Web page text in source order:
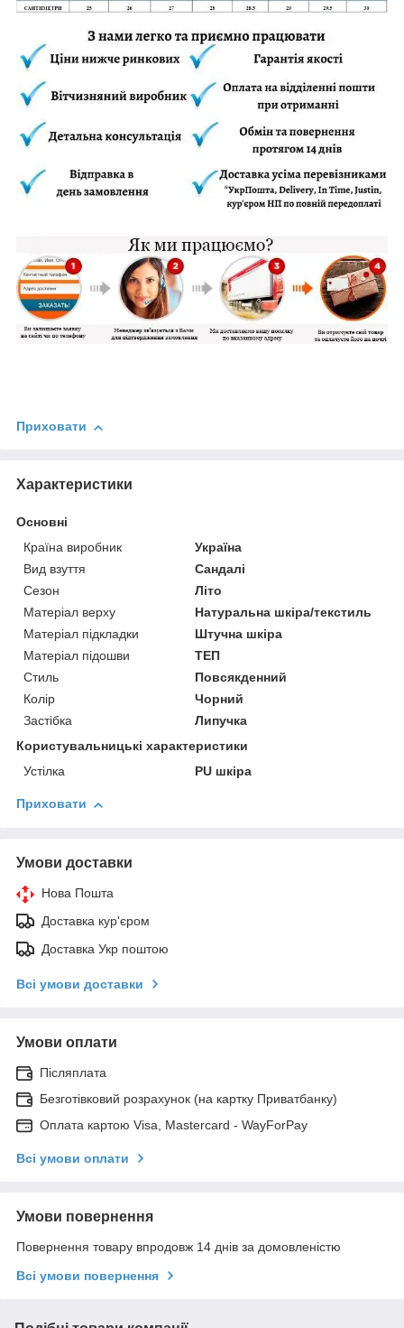
Приховати
Характеристики
Основні
Країна виробник
Україна
Вид взуття
Сандалі
Сезон
Літо
Матеріал верху
Натуральна шкіра/текстиль
Матеріал підкладки
Штучна шкіра
Матеріал підошви
ТЕП
Стиль
Повсякденний
Колір
Чорний
Застібка
Липучка
Користувальницькі характеристики
Устілка
PU шкіра
Приховати
Умови доставки
Нова Пошта
Доставка кур'єром
Доставка Укр поштою
Всі умови доставки
Умови оплати
Післяплата
Безготівковий розрахунок (на картку Приватбанку)
Оплата картою Visa, Mastercard - WayForPay
Всі умови оплати
Умови повернення
Повернення товару впродовж 14 днів за домовленістю
Всі умови повернення